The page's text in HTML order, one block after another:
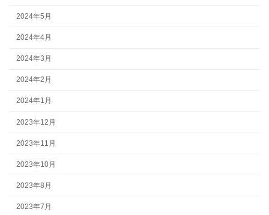
2024年5月
2024年4月
2024年3月
2024年2月
2024年1月
2023年12月
2023年11月
2023年10月
2023年8月
2023年7月